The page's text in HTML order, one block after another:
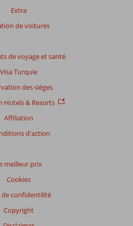
Extra
de voitures
de voyage et santé
Visa Turquie
des sièges
Hotels & Resorts
Affiliation
d'action
meilleur prix
Cookies
de confidentilité
Copyright